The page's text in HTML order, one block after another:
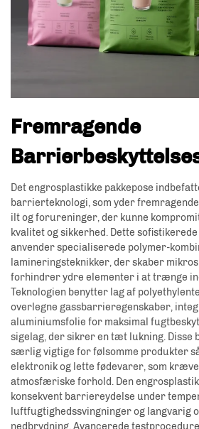
Fremragende
Det engrosplastikke pakkepose
barrierteknologi, som yder
ilt og forureninger, der kunne
kvalitet og sikkerhed. Dette
anvender specialiserede polymer-
lamineringsteknikker, der skaber
forhindrer ydre elementer i at trænge
Teknologien benytter lag af
overlegne gassbarrieregenskaber,
aluminiumsfolie for maksimal
sigelag, der sikrer en tæt lukning. Disse
særlig vigtige for følsomme produkter
elektronik og lette fødevarer, som
atmosfæriske forhold. Den
konsekvent barriereydelse under
luftfugtighedssvingninger og langvarig
nedbrydning. Avancerede